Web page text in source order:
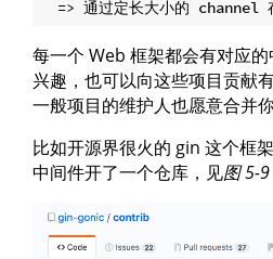
每一个 Web 框架都会有对应
兴趣，也可以向这些项目贡献
一般项目的维护人也愿意合并
比如开源界很火的 gin 这个框
中间件开了一个仓库，见图 5-9